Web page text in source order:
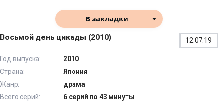
В закладки
Восьмой день цикады (2010) 12.07.19
Год выпуска:
2010
Страна:
Япония
Жанр:
драма
Всего серий:
6 серий по 43 минуты